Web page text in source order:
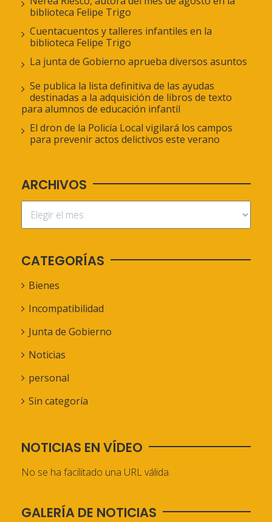
biblioteca Felipe Trigo
Cuentacuentos y talleres infantiles en la
biblioteca Felipe Trigo
La junta de Gobierno aprueba diversos asuntos
Se publica la lista definitiva de las ayudas
destinadas a la adquisición de libros de texto
para alumnos de educación infantil
El dron de la Policía Local vigilará los campos
para prevenir actos delictivos este verano
ARCHIVOS
CATEGORÍAS
Bienes
Incompatibilidad
Junta de Gobierno
Noticias
personal
Sin categoría
NOTICIAS EN VÍDEO
No se ha facilitado una URL válida.
GALERÍA DE NOTICIAS